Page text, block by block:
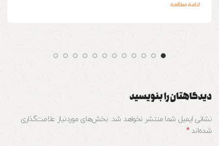
ادامه مطالعه
دیدگاهتان را بنویسید
نشانی ایمیل شما منتشر نخواهد شد. بخش‌های موردنیاز علامت‌گذاری
شده‌اند*